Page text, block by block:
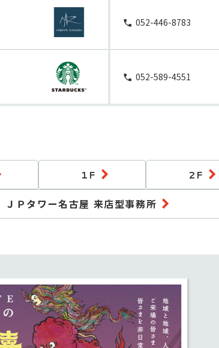
052-446-8783
052-589-4551
1F 2F
ＪＰタワー名古屋 来店型事務所